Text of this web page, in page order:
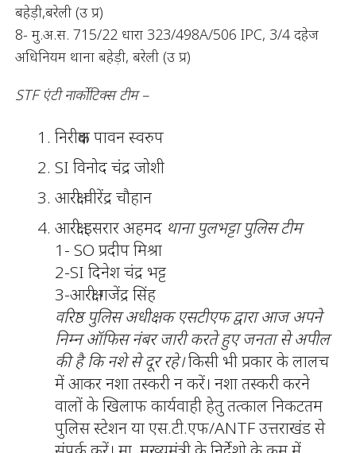
बहेड़ी,बरेली (उ प्र)
8- मु.अ.स. 715/22 धारा 323/498A/506 IPC, 3/4 दहेज
अधिनियम थाना बहेड़ी, बरेली (उ प्र)
STF एंटी नार्कोटिक्स टीम –
निरीक्षक पावन स्वरुप
SI विनोद चंद्र जोशी
आरक्षी वीरेंद्र चौहान
आरक्षी इसरार अहमद थाना पुलभट्टा पुलिस टीम
1- SO प्रदीप मिश्रा
2-SI दिनेश चंद्र भट्ट
3-आरक्षी गजेंद्र सिंह
वरिष्ठ पुलिस अधीक्षक एसटीएफ द्वारा आज अपने
निम्न ऑफिस नंबर जारी करते हुए जनता से अपील
की है कि नशे से दूर रहे।किसी भी प्रकार के लालच
में आकर नशा तस्करी न करें। नशा तस्करी करने
वालों के खिलाफ कार्यवाही हेतु तत्काल निकटतम
पुलिस स्टेशन या एस.टी.एफ/ANTF उत्तराखंड से